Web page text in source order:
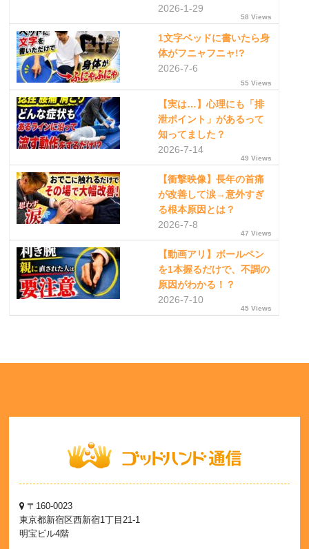
2026-1-29
58 Views
1文字ベッドに書いたら身
体がフニャフニャ!?
2026-7-6
55 Views
【実は…】心理にも「排
泄ポイント」があるって
知ってました？
2026-7-14
49 Views
【衝撃映像】長年の首痛
が改善して涙→意外すぎ
る根本原因とは？
2026-7-8
47 Views
【動画アリ】ボールペン
を1本握るだけで、不調の
原因がわかる！？
2026-7-10
45 Views
〒160-0023
東京都新宿区西新宿1丁目21-1
明宝ビル4階